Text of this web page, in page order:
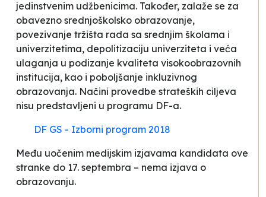
jedinstvenim udžbenicima. Također, zalaže se za
obavezno srednjoškolsko obrazovanje,
povezivanje tržišta rada sa srednjim školama i
univerzitetima, depolitizaciju univerziteta i veća
ulaganja u podizanje kvaliteta visokoobrazovnih
institucija, kao i poboljšanje inkluzivnog
obrazovanja. Načini provedbe strateških ciljeva
nisu predstavljeni u programu DF-a.
DF GS - Izborni program 2018
Među uočenim medijskim izjavama kandidata ove
stranke do 17. septembra – nema izjava o
obrazovanju.